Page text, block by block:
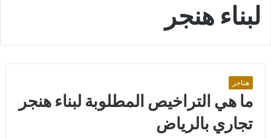
لبناء هنجر
هناجر
ما هي التراخيص المطلوبة لبناء هنجر
تجاري بالرياض